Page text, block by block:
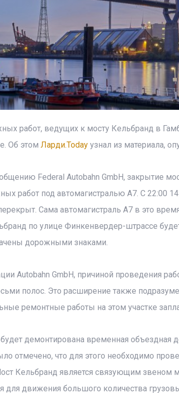
работ, ведущих к мосту Кельбранд в
Об этом Ларди.Todayузнал из материала,
Federal Autobahn GmbH, закрытие
работ под автомагистралью А7. С 22:00
Сама автомагистраль А7 в это
по улице Финкенвердер-штрассе
дорожными знаками.
Autobahn GmbH, причиной проведения
полос. Это расширение также
ремонтные работы на этом участке
демонтирована временная объездная
отмечено, что для этого необходимо
Кельбранд является связующим звеном
для движения большого количества